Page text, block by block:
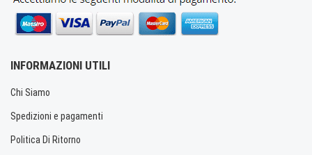
INFORMAZIONI UTILI
Chi Siamo
Spedizioni e pagamenti
Politica Di Ritorno